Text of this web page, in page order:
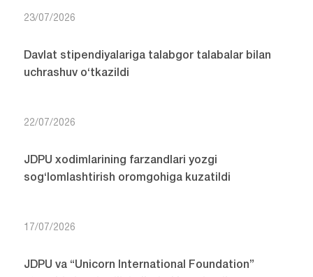
23/07/2026
Davlat stipendiyalariga talabgor talabalar bilan
uchrashuv o‘tkazildi
22/07/2026
JDPU xodimlarining farzandlari yozgi
sog‘lomlashtirish oromgohiga kuzatildi
17/07/2026
JDPU va “Unicorn International Foundation”